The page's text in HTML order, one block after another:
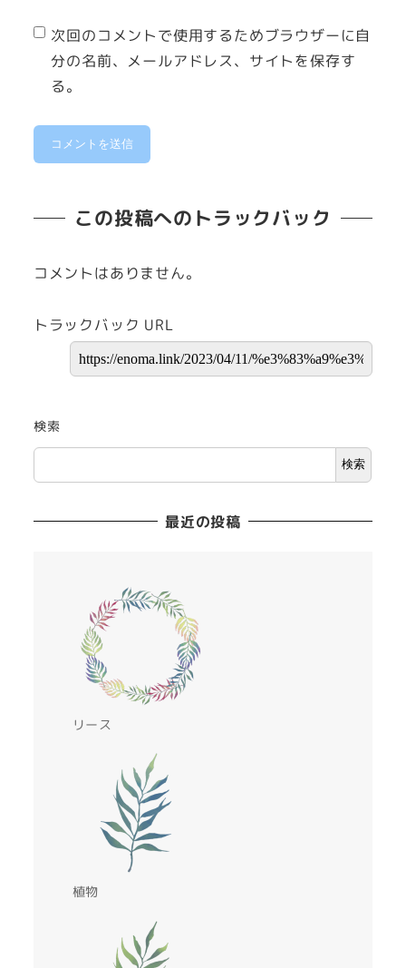
次回のコメントで使用するためブラウザーに自
分の名前、メールアドレス、サイトを保存す
る。
この投稿へのトラックバック
コメントはありません。
トラックバック URL
検索
検索
最近の投稿
リース
植物